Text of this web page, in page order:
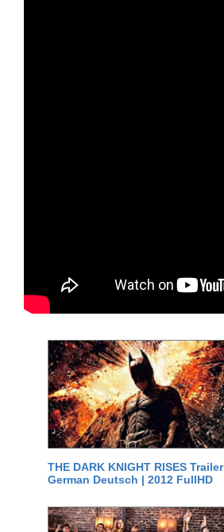
THE DARK KNIGHT RISES Trailer
German Deutsch | 2012 FullHD